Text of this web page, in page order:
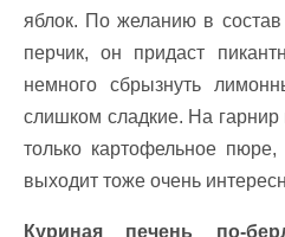
яблок. По желанию в
перчик, он придаст
немного сбрызнуть
слишком сладкие. На гарнир
только картофельное
выходит тоже очень
Куриная печень по-